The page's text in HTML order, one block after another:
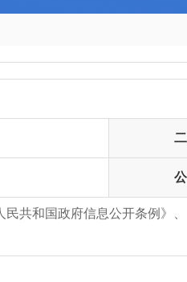
民共和国政府信息公开条例》